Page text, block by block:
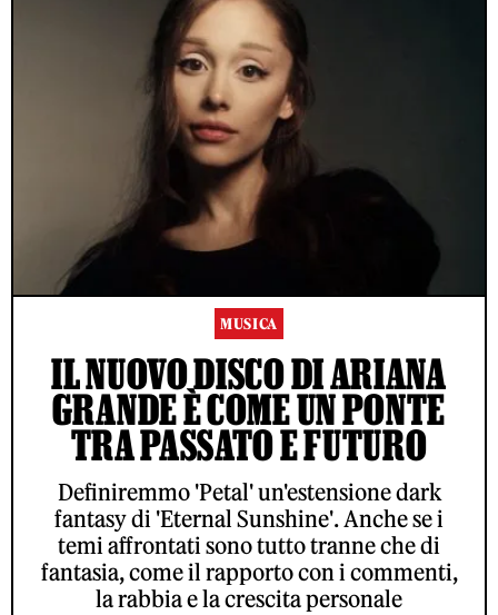
MUSICA
IL NUOVO DISCO DI ARIANA
GRANDE È COME UN PONTE
TRA PASSATO E FUTURO
Definiremmo 'Petal' un'estensione dark
fantasy di 'Eternal Sunshine'. Anche se i
temi affrontati sono tutto tranne che di
fantasia, come il rapporto con i commenti,
la rabbia e la crescita personale